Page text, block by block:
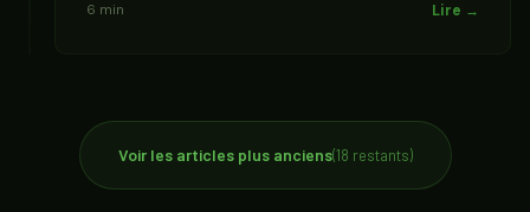
6 min Lire →
Voir les articles plus anciens(18 restants)